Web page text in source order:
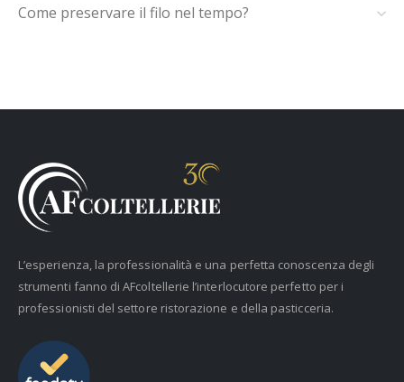
Come preservare il filo nel tempo?
L’esperienza, la professionalità e una perfetta conoscenza degli
strumenti fanno di AFcoltellerie l’interlocutore perfetto per i
professionisti del settore ristorazione e della pasticceria.